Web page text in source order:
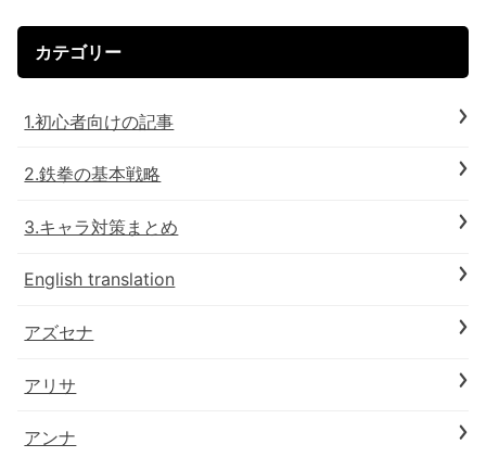
カテゴリー
1.初心者向けの記事
2.鉄拳の基本戦略
3.キャラ対策まとめ
English translation
アズセナ
アリサ
アンナ